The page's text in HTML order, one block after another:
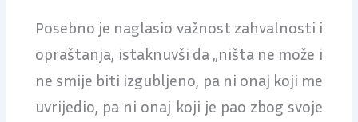
Posebno je naglasio važnost zahvalnosti i
opraštanja, istaknuvši da „ništa ne može i
ne smije biti izgubljeno, pa ni onaj koji me
uvrijedio, pa ni onaj koji je pao zbog svoje